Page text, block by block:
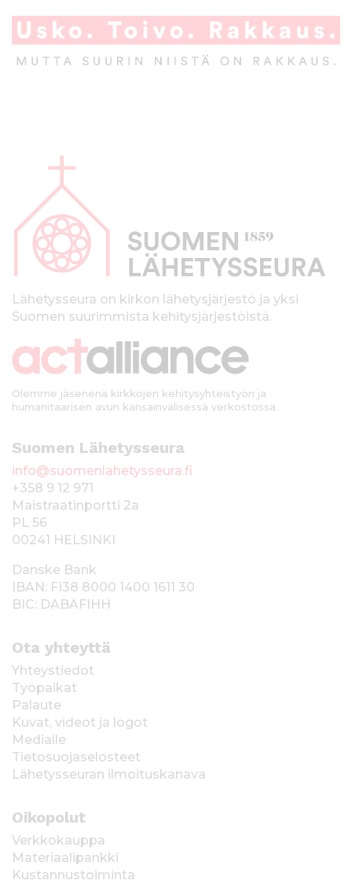
p
kLähetysseura on kirkon lähetysjärjestö ja yksi
Suomen suurimmista kehitysjärjestöistä.
Olemme jäsenenä kirkkojen kehitysyhteistyön ja
humanitaarisen avun kansainvälisessä verkostossa.
Suomen Lähetysseura
info@suomenlahetysseura.fi
+358 9 12 971
Maistraatinportti 2a
PL 56
00241 HELSINKI
Danske Bank
IBAN: FI38 8000 1400 1611 30
BIC: DABAFIHH
Ota yhteyttä
Yhteystiedot
Työpaikat
Palaute
Kuvat, videot ja logot
Medialle
Tietosuojaselosteet
Lähetysseuran ilmoituskanava
Oikopolut
Verkkokauppa
Materiaalipankki
Kustannustoiminta